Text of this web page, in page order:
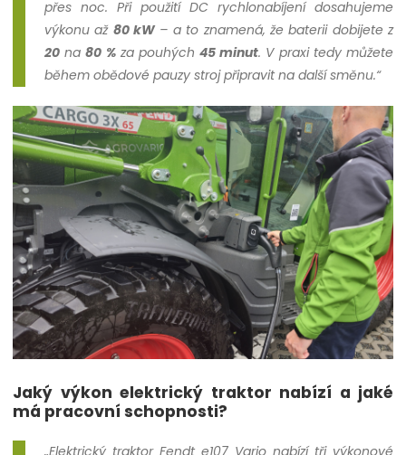
přes noc. Při použití DC rychlonabíjení dosahujeme
výkonu až 80 kW– a to znamená, že baterii dobijete z
20 na80 %za pouhých45 minut. V praxi tedy můžete
během obědové pauzy stroj připravit na další směnu.“
Jaký výkon elektrický traktor nabízí a jaké
má pracovní schopnosti?
„Elektrický traktor Fendt e107 Vario nabízí tři výkonové